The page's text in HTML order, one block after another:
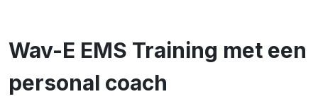
Wav-E EMS Training met een
personal coach